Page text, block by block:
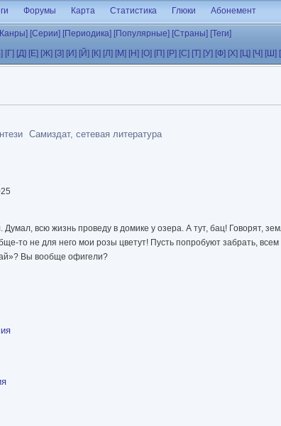
Форумы Карта Статистика Глюки Абонемент
[Серии] [Периодика] [Популярные] [Страны] [Теги]
[Г] [Д] [Е] [Ж] [З] [И] [Й] [К] [Л] [М] [Н] [О] [П] [Р] [С] [Т] [У] [Ф] [Х] [Ц] [Ч] [Ш]
Самиздат, сетевая литература
всю жизнь проведу в домике у озера. А тут, бац! Говорят,
то не для него мои розы цветут! Пусть попробуют забрать,
Вы вообще офигели?